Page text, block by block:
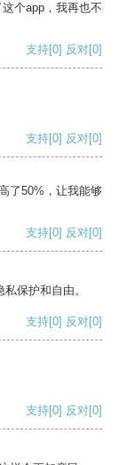
个app，我再也不
支持[0] 反对[0]
支持[0] 反对[0]
了50%，让我能够
支持[0] 反对[0]
保护和自由。
支持[0] 反对[0]
支持[0] 反对[0]